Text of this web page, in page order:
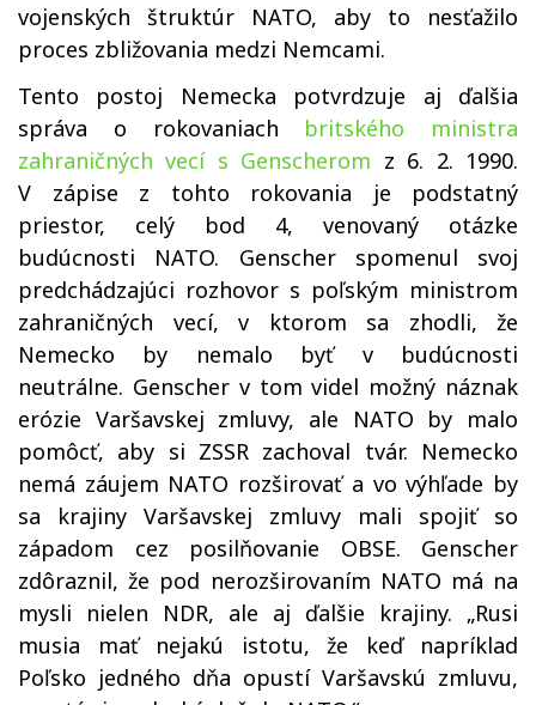
vojenských štruktúr NATO, aby to nesťažilo
proces zbližovania medzi Nemcami.
Tento postoj Nemecka potvrdzuje aj ďalšia
správa o rokovaniach britského ministra
zahraničných vecí s Genscherom z 6. 2. 1990.
V zápise z tohto rokovania je podstatný
priestor, celý bod 4, venovaný otázke
budúcnosti NATO. Genscher spomenul svoj
predchádzajúci rozhovor s poľským ministrom
zahraničných vecí, v ktorom sa zhodli, že
Nemecko by nemalo byť v budúcnosti
neutrálne. Genscher v tom videl možný náznak
erózie Varšavskej zmluvy, ale NATO by malo
pomôcť, aby si ZSSR zachoval tvár. Nemecko
nemá záujem NATO rozširovať a vo výhľade by
sa krajiny Varšavskej zmluvy mali spojiť so
západom cez posilňovanie OBSE. Genscher
zdôraznil, že pod nerozširovaním NATO má na
mysli nielen NDR, ale aj ďalšie krajiny. „Rusi
musia mať nejakú istotu, že keď napríklad
Poľsko jedného dňa opustí Varšavskú zmluvu,